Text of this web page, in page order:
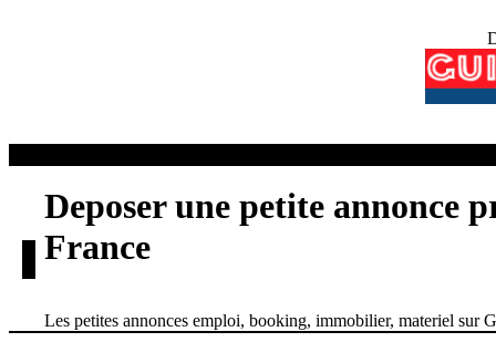
Deposer une petite annonce
France
Les petites annonces emploi, booking, immobilier, materiel sur